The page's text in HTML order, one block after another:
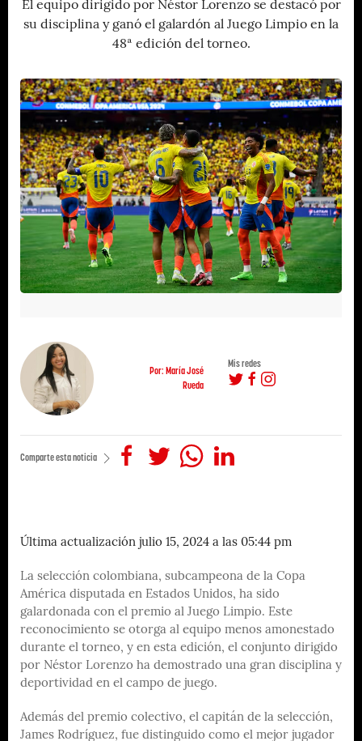
El equipo dirigido por Néstor Lorenzo se destacó por
su disciplina y ganó el galardón al Juego Limpio en la
48ª edición del torneo.
Por: María José
Rueda
Mis redes
Comparte esta noticia
Última actualización julio 15, 2024 a las 05:44 pm
La selección colombiana, subcampeona de la Copa
América disputada en Estados Unidos, ha sido
galardonada con el premio al Juego Limpio. Este
reconocimiento se otorga al equipo menos amonestado
durante el torneo, y en esta edición, el conjunto dirigido
por Néstor Lorenzo ha demostrado una gran disciplina y
deportividad en el campo de juego.
Además del premio colectivo, el capitán de la selección,
James Rodríguez, fue distinguido como el mejor jugador